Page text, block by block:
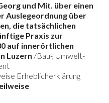
und Mit. über einen
Auslegeordnung über
die tatsächlichen
Praxis zur
auf innerörtlichen
Luzern /Bau-, Umwelt-
Erheblicherklärung